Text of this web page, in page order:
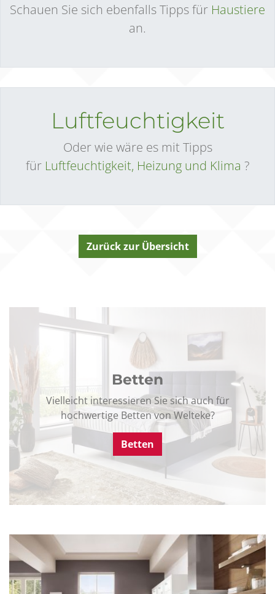
Schauen Sie sich ebenfalls Tipps für Haustiere
an.
Luftfeuchtigkeit
Oder wie wäre es mit Tipps
für Luftfeuchtigkeit, Heizung und Klima ?
Zurück zur Übersicht
Betten
Vielleicht interessieren Sie sich auch für
hochwertige Betten von Welteke?
Betten